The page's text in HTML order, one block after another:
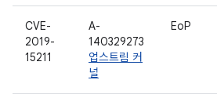
CVE-
2019-
15211
A-
140329273
업스트림 커
널
EoP